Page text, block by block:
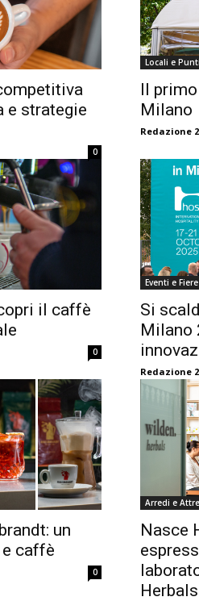
e strategie
0
Locali e
Il
Milano
Redazione 2
il caffè
0
Eventi e Fiere
Si
Milano
Redazione 2
un
caffè
0
Arredi e
Nasce
Herbals